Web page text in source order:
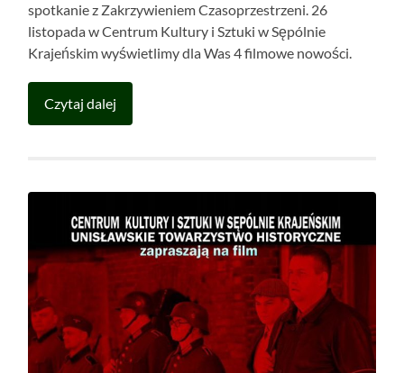
spotkanie z Zakrzywieniem Czasoprzestrzeni. 26
listopada w Centrum Kultury i Sztuki w Sępólnie
Krajeńskim wyświetlimy dla Was 4 filmowe nowości.
Czytaj dalej